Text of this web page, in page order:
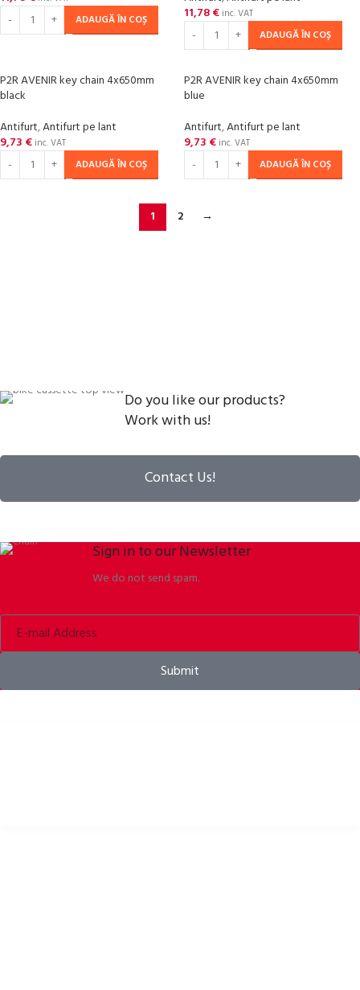
ADAUGĂ ÎN COȘ
11,78€ inc. VAT
ADAUGĂ ÎN COȘ
P2R AVENIR key chain 4x650mm
black
Antifurt,Antifurt pe lant
9,73 € inc. VAT
ADAUGĂ ÎN COȘ
P2R AVENIR key chain 4x650mm
blue
Antifurt,Antifurt pe lant
9,73 € inc. VAT
ADAUGĂ ÎN COȘ
1 2 →
Do you like our products?
Work with us!
Contact Us!
Sign in to our Newsletter
We do not send spam.
Submit